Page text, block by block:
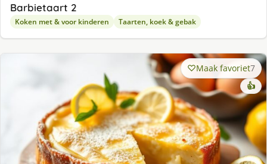
Barbietaart 2
Koken met & voor kinderen Taarten, koek & gebak
Maak favoriet7
👍